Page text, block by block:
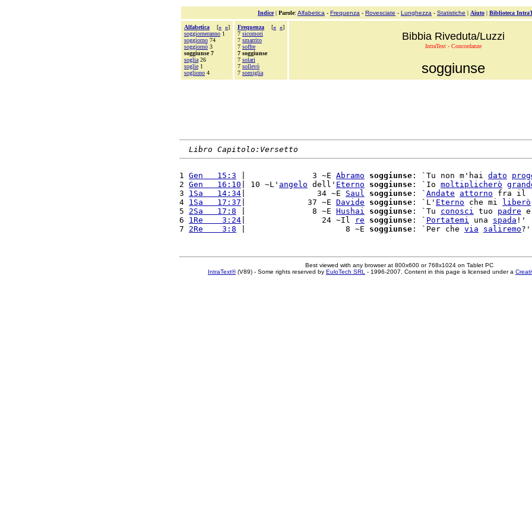
Indice| Parole: Alfabetica - Frequenza - Rovesciate - Lunghezza - Statistiche | Aiuto | Biblioteca
Alfabetica [« »]
soggiorneranno 1
soggiorno 74
soggiornò 3
soggiunse 7
soglia 26
soglie 1
sogliono 4
Frequenza [« »]
7 sicomori
7 smarrito
7 soffre
7 soggiunse
7 solari
7 sollevò
7 somiglia
Bibbia Riveduta/Luzzi
IntraText - Concordanze
soggiunse
Libro Capitolo:Versetto
1 Gen   15:3 |              3 ~E Abramo soggiunse : `Tu non m'hai dato
2 Gen   16:10 | 10 ~L' angelo dell' Eterno soggiunse : `Io moltiplicherò
3 1Sa   14:34 |               34 ~E Saul soggiunse : ` Andate attorno fra il
4 1Sa   17:37 |             37 ~E Davide soggiunse : `L' Eterno che mi
liberò
5 2Sa   17:8 |              8 ~E Hushai soggiunse : `Tu conosci tuo padre e
6 1Re    3:24 |                24 ~Il re soggiunse : ` Portatemi una spada !'
7 2Re    3:8 |                     8 ~E soggiunse : `Per che via saliremo
Best viewed with any browser at 800x600 or 768x1024 on Tablet PC
IntraText®(V89) - Some rights reserved by EuloTech SRL - 1996-2007. Content in this page is licensed under a